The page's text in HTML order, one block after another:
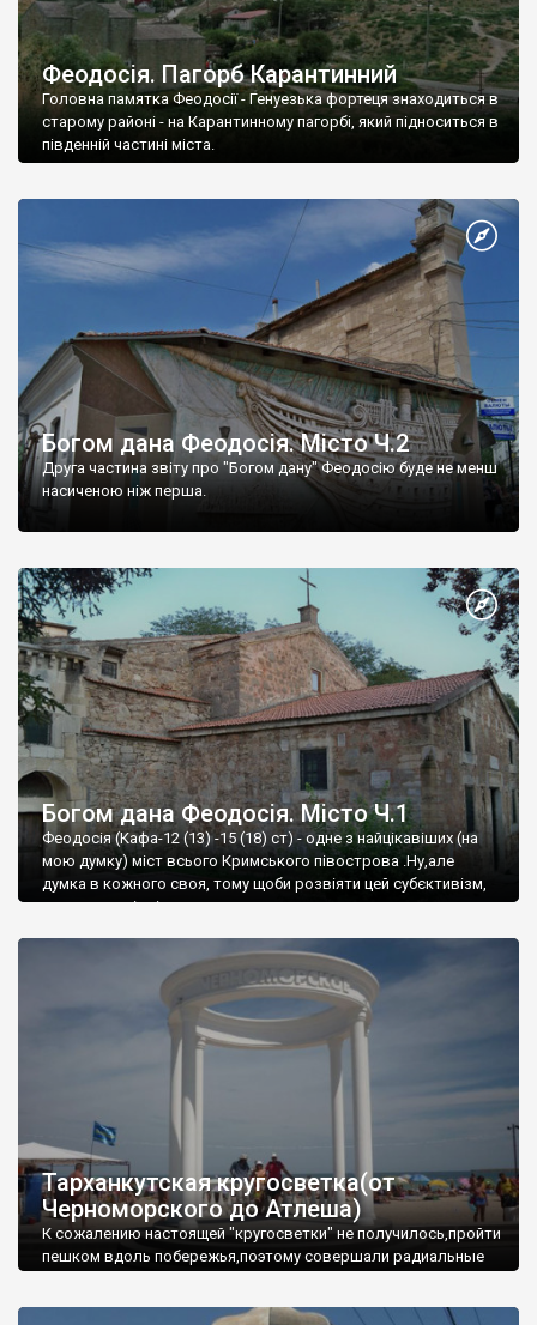
Феодосія. Пагорб Карантинний
Головна памятка Феодосії - Генуезька фортеця знаходиться в
старому районі - на Карантинному пагорбі, який підноситься в
південній частині міста.
Богом дана Феодосія. Місто Ч.2
Друга частина звіту про "Богом дану" Феодосію буде не менш
насиченою ніж перша.
Богом дана Феодосія. Місто Ч.1
Феодосія (Кафа-12 (13) -15 (18) ст) - одне з найцікавіших (на
мою думку) міст всього Кримського півострова .Ну,але
думка в кожного своя, тому щоби розвіяти цей субєктивізм,
запрошую відвідати це
Тарханкутская кругосветка(от
Черноморского до Атлеша)
К сожалению настоящей "кругосветки" не получилось,пройти
пешком вдоль побережья,поэтому совершали радиальные